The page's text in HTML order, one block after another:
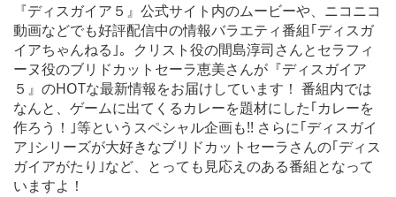
『ディスガイア５』公式サイト内のムービーや、ニコニコ
動画などでも好評配信中の情報バラエティ番組｢ディスガ
イアちゃんねる｣。クリスト役の間島淳司さんとセラフィ
ーヌ役のブリドカットセーラ恵美さんが『ディスガイア
５』のHOTな最新情報をお届けしています！ 番組内では
なんと、ゲームに出てくるカレーを題材にした｢カレーを
作ろう！｣等というスペシャル企画も!! さらに｢ディスガイ
ア｣シリーズが大好きなブリドカットセーラさんの｢ディス
ガイアがたり｣など、とっても見応えのある番組となって
いますよ！